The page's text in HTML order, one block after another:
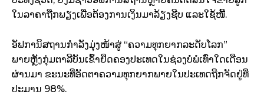
ໃນລາຄາຖືກພຽງເພື່ອຕ້ອງການເງິນມາລ້ຽງຊີບ ແລະໃຊ້ໜີ້.
ອັຟການິສຖານກຳລັງມຸ່ງໜ້າສູ່ “ຄວາມທຸກຍາກລະດັບໂລກ”
ພາຍຫຼັງກຸ່ມຕາລີບັນເຂົ້າຢຶດຄອງປະເທດໃນຊ່ວງບໍ່ພໍເທົ່າໃດເດືອນ
ຜ່ານມາ ຂະນະທີ່ອັດຕາຄວາມທຸກຍາກພາຍໃນປະເທດຖືກຈັດຢູ່ທີ່
ປະມານ 98%.